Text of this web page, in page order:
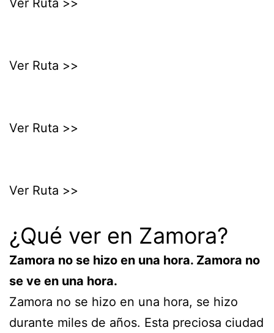
Ver Ruta >>
Ver Ruta >>
Ver Ruta >>
Ver Ruta >>
¿Qué ver en Zamora?
Zamora no se hizo en una hora. Zamora no
se ve en una hora.
Zamora no se hizo en una hora, se hizo
durante miles de años. Esta preciosa ciudad